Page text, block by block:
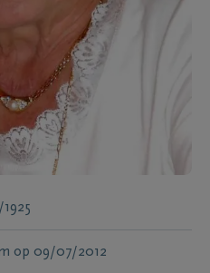
op 09/07/2012